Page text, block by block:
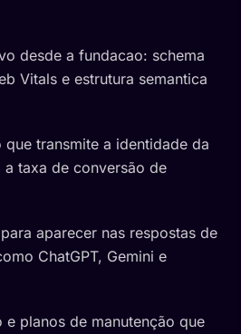
desde a fundacao: schema
Vitals e estrutura semantica
que transmite a identidade da
a taxa de conversão de
aparecer nas respostas de
ChatGPT, Gemini e
e planos de manutenção que